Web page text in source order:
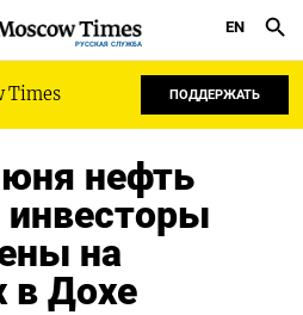
РУССКАЯ СЛУЖБА
EN
Times ПОДДЕРЖАТЬ
нефть
инвесторы
на
в Дохе